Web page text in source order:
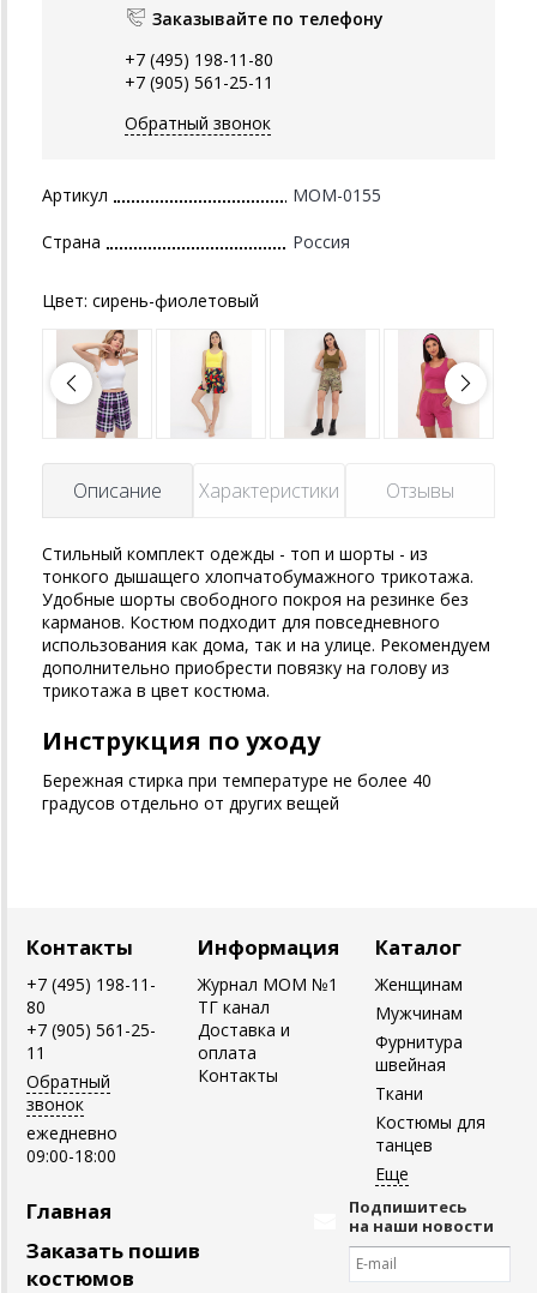
Заказывайте по телефону
+7 (495) 198-11-80
+7 (905) 561-25-11
Обратный звонок
Артикул MOM-0155
Страна Россия
Цвет: сирень-фиолетовый
Описание Характеристики Отзывы
Стильный комплект одежды - топ и шорты - из
тонкого дышащего хлопчатобумажного трикотажа.
Удобные шорты свободного покроя на резинке без
карманов. Костюм подходит для повседневного
использования как дома, так и на улице. Рекомендуем
дополнительно приобрести повязку на голову из
трикотажа в цвет костюма.
Инструкция по уходу
Бережная стирка при температуре не более 40
градусов отдельно от других вещей
Контакты
+7 (495) 198-11-
80
+7 (905) 561-25-
11
Обратный
звонок
ежедневно
09:00-18:00
Информация
Журнал MOM №1
ТГ канал
Доставка и
оплата
Контакты
Каталог
Женщинам
Мужчинам
Фурнитура
швейная
Ткани
Костюмы для
танцев
Главная
Заказать пошив
костюмов
Подпишитесь
на наши новости